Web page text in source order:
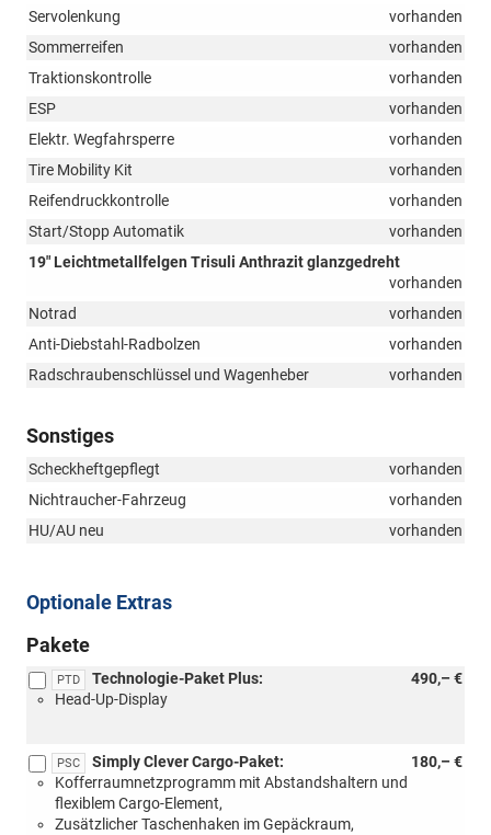
Servolenkung
vorhanden
Sommerreifen
vorhanden
Traktionskontrolle
vorhanden
ESP
vorhanden
Elektr. Wegfahrsperre
vorhanden
Tire Mobility Kit
vorhanden
Reifendruckkontrolle
vorhanden
Start/Stopp Automatik
vorhanden
19" Leichtmetallfelgen Trisuli Anthrazit glanzgedreht
vorhanden
Notrad
vorhanden
Anti-Diebstahl-Radbolzen
vorhanden
Radschraubenschlüssel und Wagenheber
vorhanden
Sonstiges
Scheckheftgepflegt
vorhanden
Nichtraucher-Fahrzeug
vorhanden
HU/AU neu
vorhanden
Optionale Extras
Pakete
PTD 490,– €
Technologie-Paket Plus:
Head-Up-Display
PSC 180,– €
Simply Clever Cargo-Paket:
Kofferraumnetzprogramm mit Abstandshaltern und
flexiblem Cargo-Element,
Zusätzlicher Taschenhaken im Gepäckraum,